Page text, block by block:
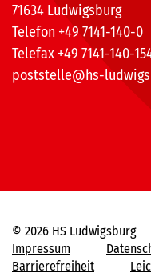
71634 Ludwigsburg
Telefon +49 7141-140-0
Telefax +49 7141-140-
poststelle@hs-
© 2026 HS Ludwigsburg
Impressum
Barrierefreiheit